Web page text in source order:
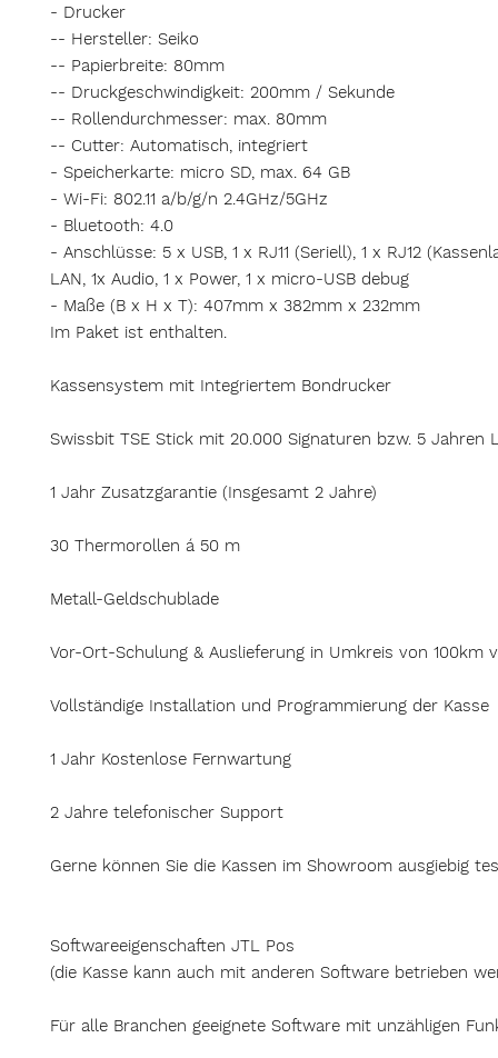
- Drucker
-- Hersteller: Seiko
-- Papierbreite: 80mm
-- Druckgeschwindigkeit: 200mm / Sekunde
-- Rollendurchmesser: max. 80mm
-- Cutter: Automatisch, integriert
- Speicherkarte: micro SD, max. 64 GB
- Wi-Fi: 802.11 a/b/g/n 2.4GHz/5GHz
- Bluetooth: 4.0
- Anschlüsse: 5 x USB, 1 x RJ11 (Seriell), 1 x RJ12
LAN, 1x Audio, 1 x Power, 1 x micro-USB debug
- Maße (B x H x T): 407mm x 382mm x 232mm
Im Paket ist enthalten.
Kassensystem mit Integriertem Bondrucker
Swissbit TSE Stick mit 20.000 Signaturen bzw. 5 Jahren
1 Jahr Zusatzgarantie (Insgesamt 2 Jahre)
30 Thermorollen á 50 m
Metall-Geldschublade
Vor-Ort-Schulung & Auslieferung in Umkreis von 100km
Vollständige Installation und Programmierung der Kasse
1 Jahr Kostenlose Fernwartung
2 Jahre telefonischer Support
Gerne können Sie die Kassen im Showroom ausgiebig
Softwareeigenschaften JTL Pos
(die Kasse kann auch mit anderen Software betrieben
Für alle Branchen geeignete Software mit unzähligen